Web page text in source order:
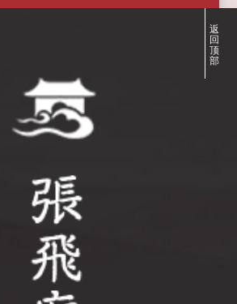
返
回
顶
部